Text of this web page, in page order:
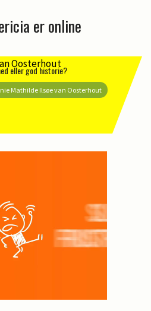
er online
eller god historie?
Mathilde Ilsøe van Oosterhout